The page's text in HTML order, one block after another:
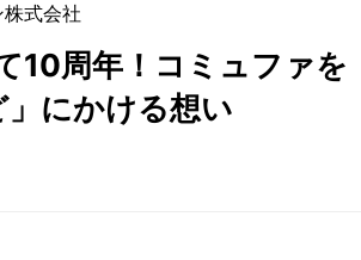
式会社
10周年！コミュファを
にかける想い